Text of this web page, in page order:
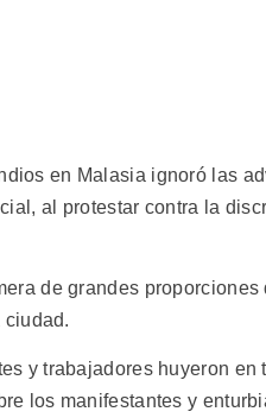
en Malasia ignoró las
al protestar contra la
de grandes
ciudad.
y trabajadores huyeron
los manifestantes y